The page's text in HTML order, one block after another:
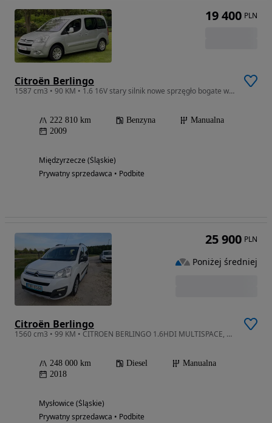
Citroën Berlingo
1587 cm3 • 90 KM • 1.6 16V stary silnik nowe sprzęgło bogate wyposażenie
222 810 km Benzyna
Manualna
2009
Międzyrzecze (Śląskie)
Prywatny sprzedawca • Podbite
19 400 PLN
Citroën Berlingo
1560 cm3 • 99 KM • CITROEN BERLINGO 1.6HDI MULTISPACE, salon Polska, bezwypadkowy 100%
248 000 km Diesel
Manualna
2018
Mysłowice (Śląskie)
Prywatny sprzedawca • Podbite
25 900 PLN
Poniżej średniej